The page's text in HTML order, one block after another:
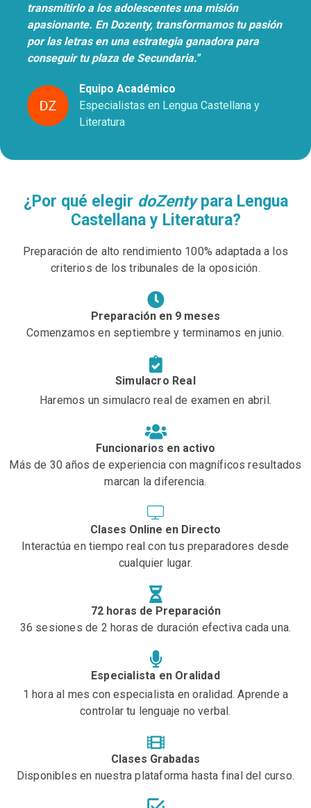
transmitirlo a los adolescentes una misión
apasionante. En Dozenty, transformamos tu pasión
por las letras en una estrategia ganadora para
conseguir tu plaza de Secundaria."
Equipo Académico
Especialistas en Lengua Castellana y
Literatura
¿Por qué elegir doZentypara Lengua
Castellana y Literatura?
Preparación de alto rendimiento 100% adaptada a los
criterios de los tribunales de la oposición.
Preparación en 9 meses
Comenzamos en septiembre y terminamos en junio.
Simulacro Real
Haremos un simulacro real de examen en abril.
Funcionarios en activo
Más de 30 años de experiencia con magníficos resultados
marcan la diferencia.
Clases Online en Directo
Interactúa en tiempo real con tus preparadores desde
cualquier lugar.
72 horas de Preparación
36 sesiones de 2 horas de duración efectiva cada una.
Especialista en Oralidad
1 hora al mes con especialista en oralidad. Aprende a
controlar tu lenguaje no verbal.
Clases Grabadas
Disponibles en nuestra plataforma hasta final del curso.